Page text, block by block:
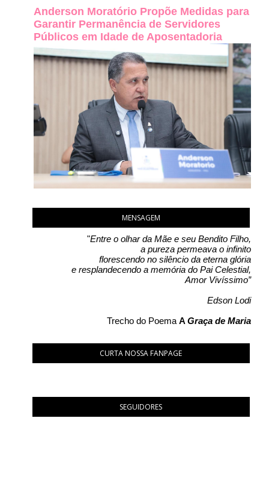
Anderson Moratório Propõe Medidas para
Garantir Permanência de Servidores
Públicos em Idade de Aposentadoria
MENSAGEM
"Entre o olhar da Mãe e seu Bendito Filho,
a pureza permeava o infinito
florescendo no silêncio da eterna glória
e resplandecendo a memória do Pai Celestial,
Amor Vivíssimo”
Edson Lodi
Trecho do PoemaAGraça de Maria
CURTA NOSSA FANPAGE
SEGUIDORES